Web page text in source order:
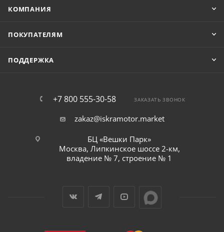
КОМПАНИЯ
ПОКУПАТЕЛЯМ
ПОДДЕРЖКА
+7 800 555-30-58 ЗАКАЗАТЬ ЗВОНОК
zakaz@iskramotor.market
БЦ «Вешки Парк»
Москва, Липкинское шоссе 2-км,
владение № 7, строение № 1